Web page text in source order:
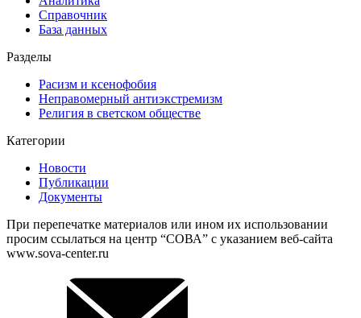
Справочник
База данных
Разделы
Расизм и ксенофобия
Неправомерный антиэкстремизм
Религия в светском обществе
Категории
Новости
Публикации
Документы
При перепечатке материалов или ином их использовании
просим ссылаться на центр “СОВА” с указанием веб-сайта
www.sova-center.ru